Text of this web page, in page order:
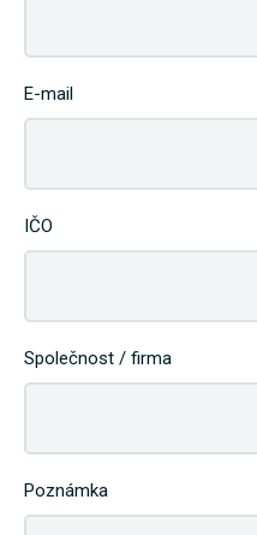
E-mail
IČO
Společnost / firma
Poznámka